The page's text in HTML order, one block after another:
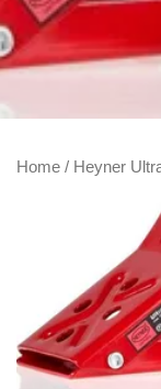
Home / Heyner